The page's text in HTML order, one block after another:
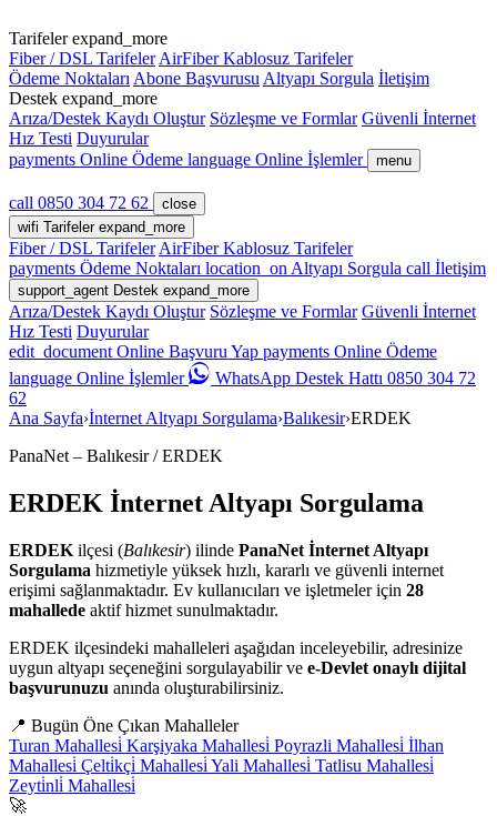
Tarifelerexpand_more
Fiber / DSL Tarifeler AirFiber Kablosuz Tarifeler
Ödeme Noktaları Abone Başvurusu Altyapı Sorgula İletişim
Destek expand_more
Arıza/Destek Kaydı Oluştur Sözleşme ve Formlar Güvenli İnternet
Hız Testi Duyurular
payments Online Ödeme language Online İşlemler menu
call 0850 304 72 62
close
wifi Tarifeler expand_more
Fiber / DSL Tarifeler AirFiber Kablosuz Tarifeler
payments Ödeme Noktaları location_on Altyapı Sorgula call İletişim
support_agent Destek expand_more
Arıza/Destek Kaydı Oluştur Sözleşme ve Formlar Güvenli İnternet
Hız Testi Duyurular
edit_document Online Başvuru Yap payments Online Ödeme
language Online İşlemler
WhatsApp Destek Hattı 0850 304 72
62
Ana Sayfa›İnternet Altyapı Sorgulama›Balıkesir›ERDEK
PanaNet – Balıkesir / ERDEK
ERDEK İnternet Altyapı Sorgulama
ERDEK ilçesi (Balıkesir) ilinde PanaNet İnternet Altyapı
Sorgulama hizmetiyle yüksek hızlı, kararlı ve güvenli internet
erişimi sağlanmaktadır. Ev kullanıcıları ve işletmeler için 28
mahallede aktif hizmet sunulmaktadır.
ERDEK ilçesindeki mahalleleri aşağıdan inceleyebilir, adresinize
uygun altyapı seçeneğini sorgulayabilir ve e-Devlet onaylı dijital
başvurunuzu anında oluşturabilirsiniz.
📍 Bugün Öne Çıkan Mahalleler
Turan Mahallesi̇ Karşiyaka Mahallesi̇ Poyrazli Mahallesi̇ İlhan
Mahallesi̇ Çelti̇kçi̇ Mahallesi̇ Yali Mahallesi̇ Tatlisu Mahallesi̇
Zeyti̇nli̇ Mahallesi̇
🚀